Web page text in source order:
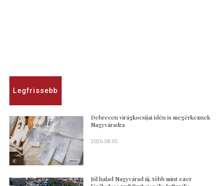
Legfrissebb
Debrecen virágkocsijai idén is megérkeznek
Nagyváradra
2026.08.05
Jól halad Nagyvárad új, több mint ezer